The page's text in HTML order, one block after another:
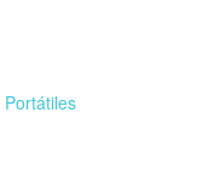
Portátiles